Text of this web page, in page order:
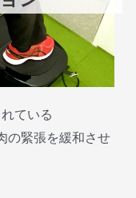
ている
の緊張を緩和させ